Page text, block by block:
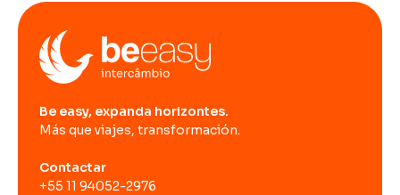
Be easy, expanda horizontes.
Más que viajes, transformación.
Contactar
+55 11 94052-2976